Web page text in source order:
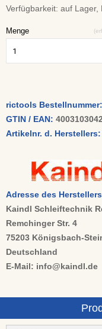
Verfügbarkeit: auf Lager,
Menge
rictools Bestellnummer:
GTIN / EAN:
Artikelnr. d. Herstellers:
Adresse des
Kaindl Schleiftechnik
Remchinger Str. 4
75203 Königsbach-
Deutschland
E-Mail: info@kaindl.de